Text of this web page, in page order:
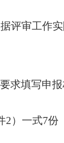
评审工作实
求填写申
2）一式7份